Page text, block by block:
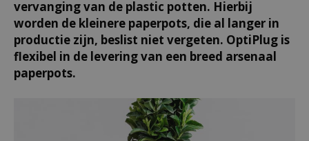
vervanging van de plastic potten. Hierbij
worden de kleinere paperpots, die al langer in
productie zijn, beslist niet vergeten. OptiPlug is
flexibel in de levering van een breed arsenaal
paperpots.